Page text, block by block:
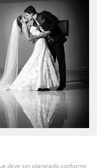
deve ser planejado conforme